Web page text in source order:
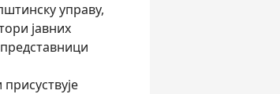
управу,
јавних